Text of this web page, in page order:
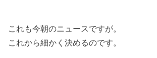
これも今朝のニュースですが。
これから細かく決めるのです。